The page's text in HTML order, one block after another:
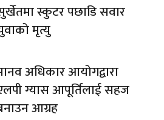
स्कुटर पछाडि सवार
मृत्यु
अधिकार आयोगद्वारा
ग्यास आपूर्तिलाई सहज
आग्रह